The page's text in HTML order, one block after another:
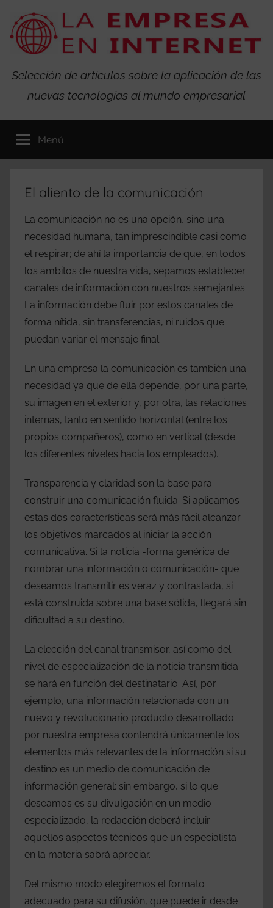
contenido
La
Empresa
en
Internet
Selección de artículos sobre la aplicación de las
nuevas tecnologías al mundo empresarial
Menú
El aliento de la comunicación
La comunicación no es una opción, sino una
necesidad humana, tan imprescindible casi como
el respirar; de ahí la importancia de que, en todos
los ámbitos de nuestra vida, sepamos establecer
canales de información con nuestros semejantes.
La información debe fluir por estos canales de
forma nítida, sin transferencias, ni ruidos que
puedan variar el mensaje final.
En una empresa la comunicación es también una
necesidad ya que de ella depende, por una parte,
su imagen en el exterior y, por otra, las relaciones
internas, tanto en sentido horizontal (entre los
propios compañeros), como en vertical (desde
los diferentes niveles hacia los empleados).
Transparencia y claridad son la base para
construir una comunicación fluida. Si aplicamos
estas dos características será más fácil alcanzar
los objetivos marcados al iniciar la acción
comunicativa. Si la noticia -forma genérica de
nombrar una información o comunicación- que
deseamos transmitir es veraz y contrastada, si
está construida sobre una base sólida, llegará sin
dificultad a su destino.
La elección del canal transmisor, así como del
nivel de especialización de la noticia transmitida
se hará en función del destinatario. Así, por
ejemplo, una información relacionada con un
nuevo y revolucionario producto desarrollado
por nuestra empresa contendrá únicamente los
elementos más relevantes de la información si su
destino es un medio de comunicación de
información general; sin embargo, si lo que
deseamos es su divulgación en un medio
especializado, la redacción deberá incluir
aquellos aspectos técnicos que un especialista
en la materia sabrá apreciar.
Del mismo modo elegiremos el formato
adecuado para su difusión, que puede ir desde